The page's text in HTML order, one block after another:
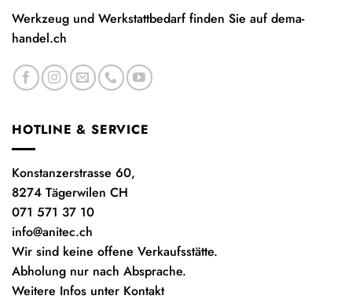
Werkzeug und Werkstattbedarf finden Sie aufdema-
handel.ch
HOTLINE & SERVICE
Konstanzerstrasse 60,
8274 Tägerwilen CH
071 571 37 10
info@anitec.ch
Wir sind keine offene Verkaufsstätte.
Abholung nur nach Absprache.
Weitere Infos unter Kontakt